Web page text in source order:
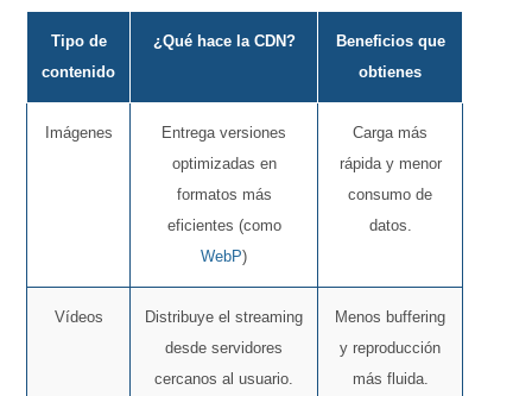
Tipo de
contenido
¿Qué hace la CDN?
Beneficios que
obtienes
Imágenes
Entrega versiones
optimizadas en
formatos más
eficientes (como
WebP)
Carga más
rápida y menor
consumo de
datos.
Vídeos
Distribuye el streaming
desde servidores
cercanos al usuario.
Menos buffering
y reproducción
más fluida.